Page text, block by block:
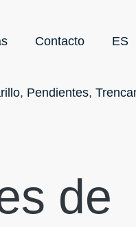
Contacto ES
, Pendientes,
de